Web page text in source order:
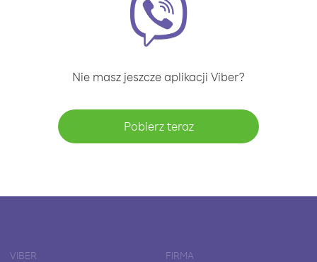
Nie masz jeszcze aplikacji Viber?
Pobierz teraz
VIBER FIRMA